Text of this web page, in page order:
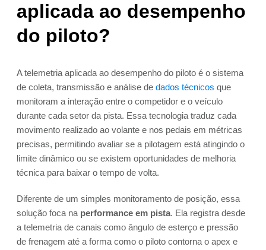
aplicada ao desempenho
do piloto?
A telemetria aplicada ao desempenho do piloto é o sistema
de coleta, transmissão e análise de dados técnicos que
monitoram a interação entre o competidor e o veículo
durante cada setor da pista. Essa tecnologia traduz cada
movimento realizado ao volante e nos pedais em métricas
precisas, permitindo avaliar se a pilotagem está atingindo o
limite dinâmico ou se existem oportunidades de melhoria
técnica para baixar o tempo de volta.
Diferente de um simples monitoramento de posição, essa
solução foca na performance em pista. Ela registra desde
a telemetria de canais como ângulo de esterço e pressão
de frenagem até a forma como o piloto contorna o apex e